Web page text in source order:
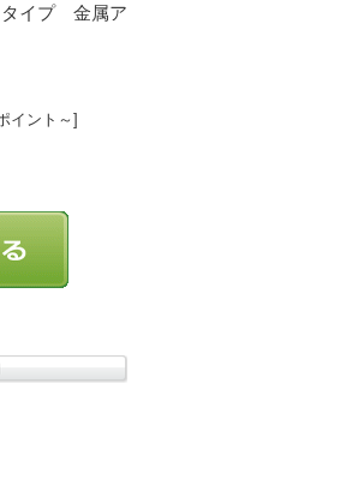
イプ 金属ア
イント～]